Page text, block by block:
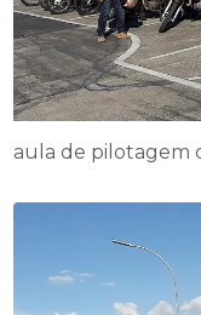
aula de pilotagem